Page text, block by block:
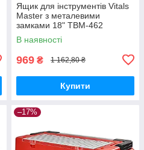
Ящик для інструментів Vitals
Master з металевими
замками 18" TBM-462
В наявності
969 ₴ 1 162,80 ₴
Купити
–17%